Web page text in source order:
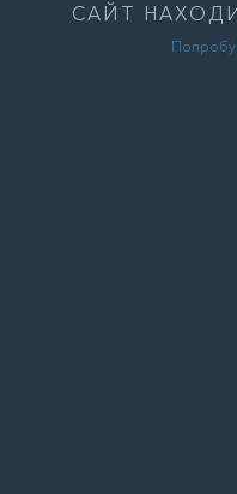
САЙТ